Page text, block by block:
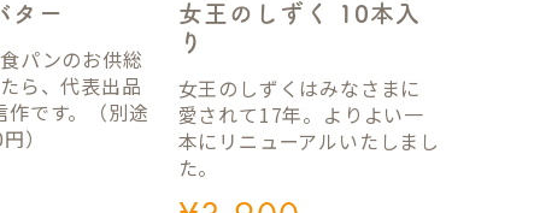
ター
パンのお供総
ら、代表出品
作です。（別途
）
女王のしずく 10本入
り
女王のしずくはみなさまに
愛されて17年。よりよい一
本にリニューアルいたしまし
た。